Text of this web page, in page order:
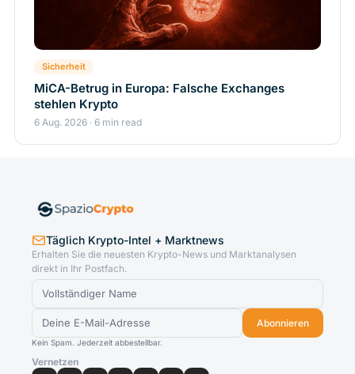
Sicherheit
MiCA-Betrug in Europa: Falsche Exchanges
stehlen Krypto
6 Aug. 2026 · 6 min read
Täglich Krypto-Intel + Marktnews
Erhalten Sie die neuesten Krypto-News und Marktanalysen
direkt in Ihr Postfach.
Abonnieren
Kein Spam. Jederzeit abbestellbar.
Vernetzen